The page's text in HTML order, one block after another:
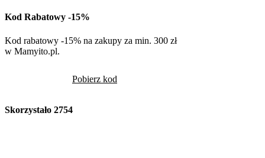
Kod Rabatowy -15%
Kod rabatowy -15% na zakupy za min. 300 zł
w Mamyito.pl.
Pobierz kod
Skorzystało 2754